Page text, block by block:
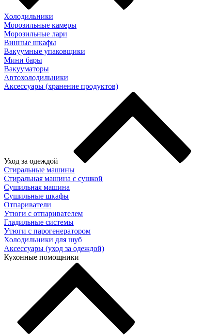
Холодильники
Морозильные камеры
Морозильные лари
Винные шкафы
Вакуумные упаковщики
Мини бары
Вакууматоры
Автохолодильники
Аксессуары (хранение продуктов)
Уход за одеждой
Стиральные машины
Стиральная машина с сушкой
Сушильная машина
Сушильные шкафы
Отпариватели
Утюги с отпаривателем
Гладильные системы
Утюги с парогенератором
Холодильники для шуб
Аксессуары (уход за одеждой)
Кухонные помощники